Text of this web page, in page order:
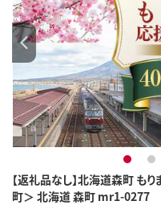
【返礼品なし】北海道森町 も
町＞ 北海道 森町 mr1-0277
1 2